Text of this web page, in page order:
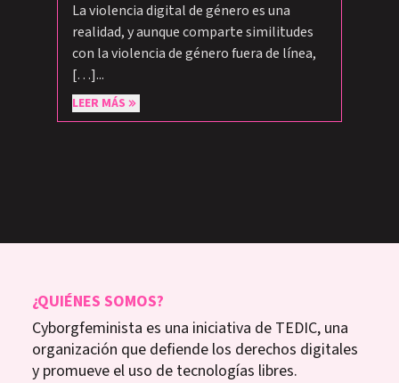
La violencia digital de género es una
realidad, y aunque comparte similitudes
con la violencia de género fuera de línea,
[…]...
LEER MÁS
¿QUIÉNES SOMOS?
Cyborgfeminista es una iniciativa de TEDIC, una
organización que defiende los derechos digitales
y promueve el uso de tecnologías libres.